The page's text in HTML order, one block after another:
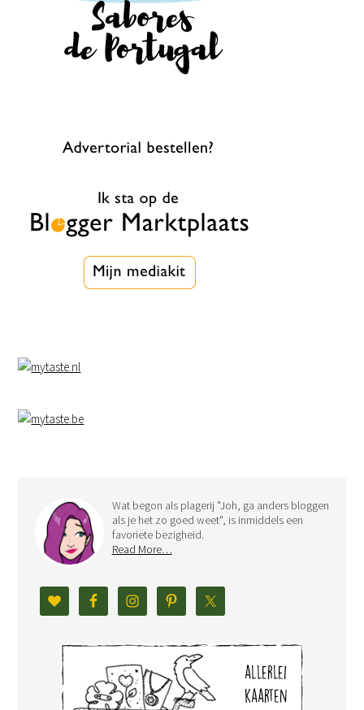
Wat begon als plagerij "Joh, ga anders bloggen
als je het zo goed weet", is inmiddels een
favoriete bezigheid.
Read More…